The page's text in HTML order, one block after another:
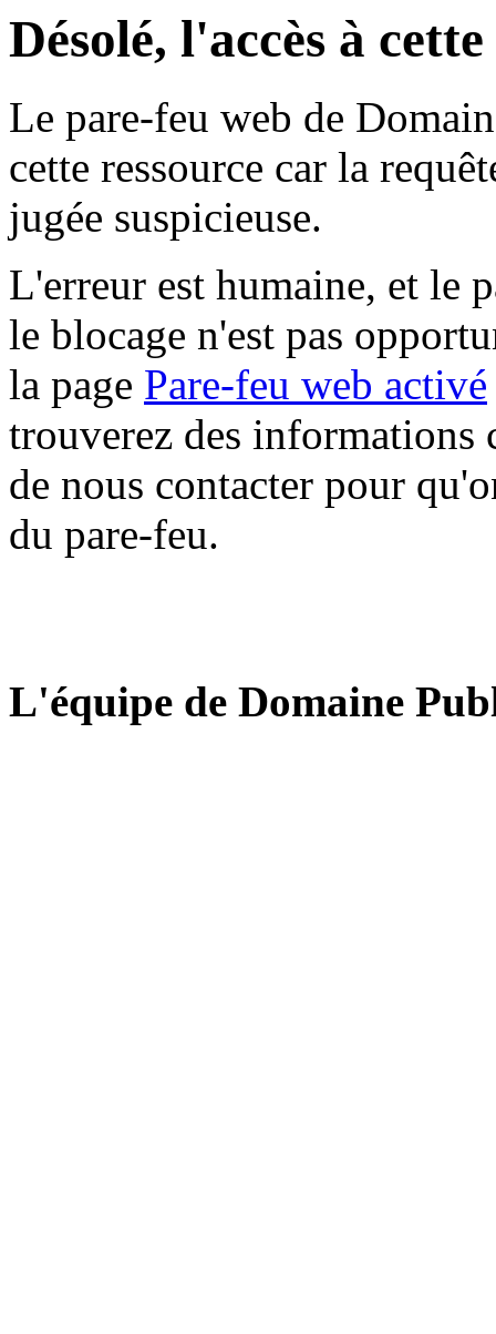
Désolé, l'accès à
Le pare-feu web de
cette ressource car la
jugée suspicieuse.
L'erreur est humaine, et le
le blocage n'est pas
la page Pare-feu web activé
trouverez des informations
de nous contacter pour
du pare-feu.
L'équipe de Domaine